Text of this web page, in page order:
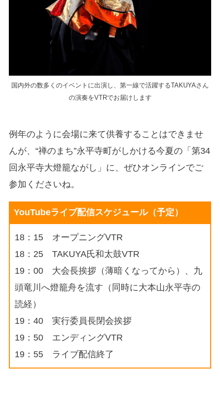
国内外の数多くのイベントに出演し、第一線で活躍するTAKUYAさん
の演奏をVTRでお届けします
例年のように会場に来て供養することはできませ
んが、“禅のまち”永平寺町がしかける今夏の「第34
回永平寺大燈籠ながし」に、ぜひオンラインでご
参加くださいね。
YouTubeライブ配信スケジュール（予定）
18：15 オープニングVTR
18：25 TAKUYA氏和太鼓VTR
19：00 大会長挨拶（薄暗くなってから）、九
頭竜川へ燈籠舟を流す（同時に大本山永平寺の
読経）
19：40 実行委員長閉会挨拶
19：50 エンディングVTR
19：55 ライブ配信終了